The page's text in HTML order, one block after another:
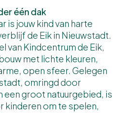
één dak
is jouw kind van harte
de Eik in Nieuwstadt.
van Kindcentrum de Eik,
met lichte kleuren,
open sfeer. Gelegen
omringd door
groot natuurgebied, is
kinderen om te spelen,